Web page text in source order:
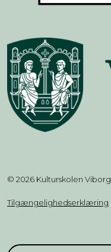
© 2026 Kulturskolen Viborg
Tilgængelighedserklæring